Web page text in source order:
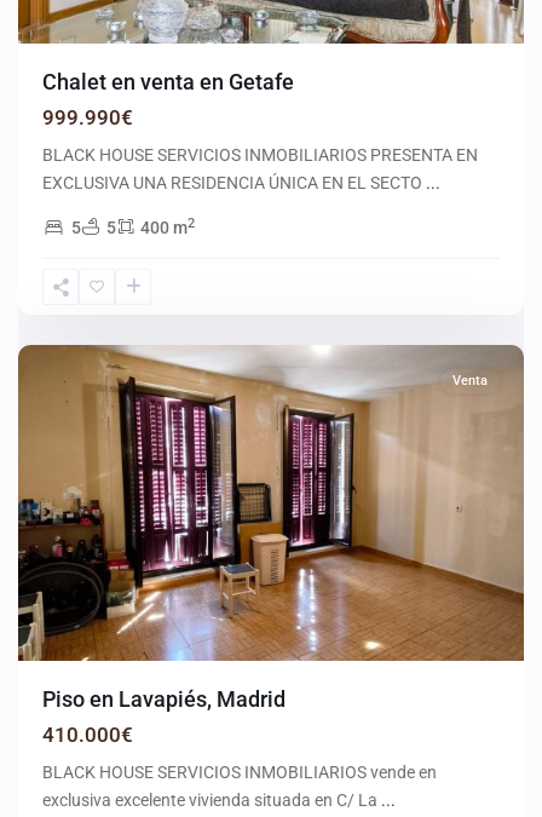
Chalet en venta en Getafe
999.990€
BLACK HOUSE SERVICIOS INMOBILIARIOS PRESENTA EN
EXCLUSIVA UNA RESIDENCIA ÚNICA EN EL SECTO ...
5 5 400 m2
Venta
Piso en Lavapiés, Madrid
410.000€
BLACK HOUSE SERVICIOS INMOBILIARIOS vende en
exclusiva excelente vivienda situada en C/ La ...